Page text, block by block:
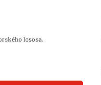
lososa.